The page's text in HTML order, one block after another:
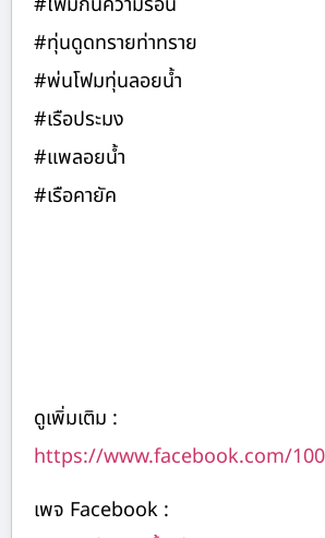
#ทุ่นดูดทรายท่าทราย
#พ่นโฟมทุ่นลอยน้ำ
#เรือประมง
#แพลอยน้ำ
#เรือคายัค
ดูเพิ่มเติม :
https://www.facebook.com/
เพจ Facebook :